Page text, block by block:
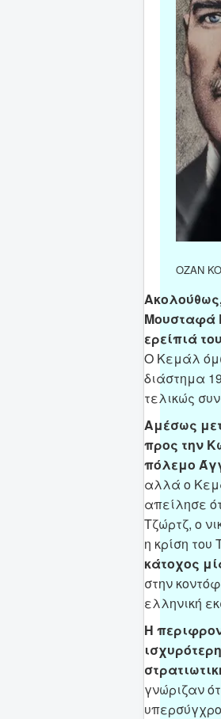
OZAN
Μουσταφά
ερείπιά του
Ο Κεμάλ
διάστημα
τελικώς
Αμέσως
προς την
πόλεμο
αλλά ο
απείλησε
Τζώρτζ, ο
η κρίση του
κάτοχος
στην
ελληνική
Η
γνώριζαν